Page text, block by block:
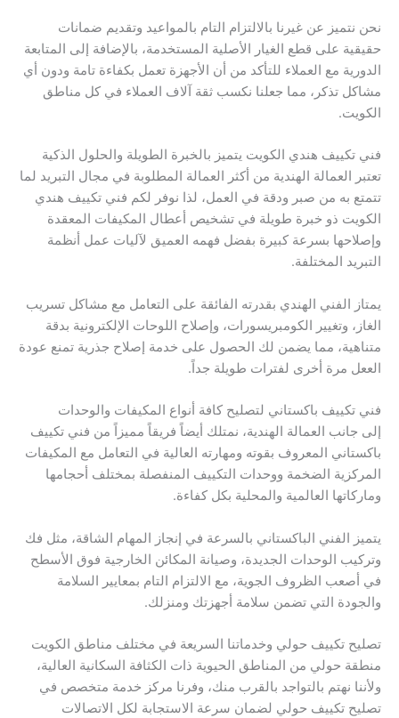
نحن نتميز عن غيرنا بالالتزام التام بالمواعيد وتقديم ضمانات
حقيقية على قطع الغيار الأصلية المستخدمة، بالإضافة إلى المتابعة
الدورية مع العملاء للتأكد من أن الأجهزة تعمل بكفاءة تامة ودون أي
مشاكل تذكر، مما جعلنا نكسب ثقة آلاف العملاء في كل مناطق
الكويت.
فني تكييف هندي الكويت يتميز بالخبرة الطويلة والحلول الذكية
تعتبر العمالة الهندية من أكثر العمالة المطلوبة في مجال التبريد لما
تتمتع به من صبر ودقة في العمل، لذا نوفر لكم فني تكييف هندي
الكويت ذو خبرة طويلة في تشخيص أعطال المكيفات المعقدة
وإصلاحها بسرعة كبيرة بفضل فهمه العميق لآليات عمل أنظمة
التبريد المختلفة.
يمتاز الفني الهندي بقدرته الفائقة على التعامل مع مشاكل تسريب
الغاز، وتغيير الكومبريسورات، وإصلاح اللوحات الإلكترونية بدقة
متناهية، مما يضمن لك الحصول على خدمة إصلاح جذرية تمنع عودة
الععل مرة أخرى لفترات طويلة جداً.
فني تكييف باكستاني لتصليح كافة أنواع المكيفات والوحدات
إلى جانب العمالة الهندية، نمتلك أيضاً فريقاً مميزاً من فني تكييف
باكستاني المعروف بقوته ومهارته العالية في التعامل مع المكيفات
المركزية الضخمة ووحدات التكييف المنفصلة بمختلف أحجامها
وماركاتها العالمية والمحلية بكل كفاءة.
يتميز الفني الباكستاني بالسرعة في إنجاز المهام الشاقة، مثل فك
وتركيب الوحدات الجديدة، وصيانة المكائن الخارجية فوق الأسطح
في أصعب الظروف الجوية، مع الالتزام التام بمعايير السلامة
والجودة التي تضمن سلامة أجهزتك ومنزلك.
تصليح تكييف حولي وخدماتنا السريعة في مختلف مناطق الكويت
منطقة حولي من المناطق الحيوية ذات الكثافة السكانية العالية،
ولأننا نهتم بالتواجد بالقرب منك، وفرنا مركز خدمة متخصص في
تصليح تكييف حولي لضمان سرعة الاستجابة لكل الاتصالات